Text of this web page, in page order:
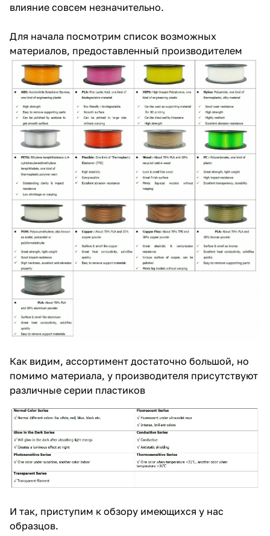
влияние совсем незначительно.
Для начала посмотрим список возможных
материалов, предоставленный производителем
Как видим, ассортимент достаточно большой, но
помимо материала, у производителя присутствуют
различные серии пластиков
И так, приступим к обзору имеющихся у нас
образцов.